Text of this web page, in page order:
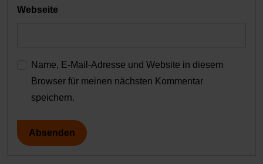
Webseite
Name, E-Mail-Adresse und Website in diesem
Browser für meinen nächsten Kommentar
speichern.